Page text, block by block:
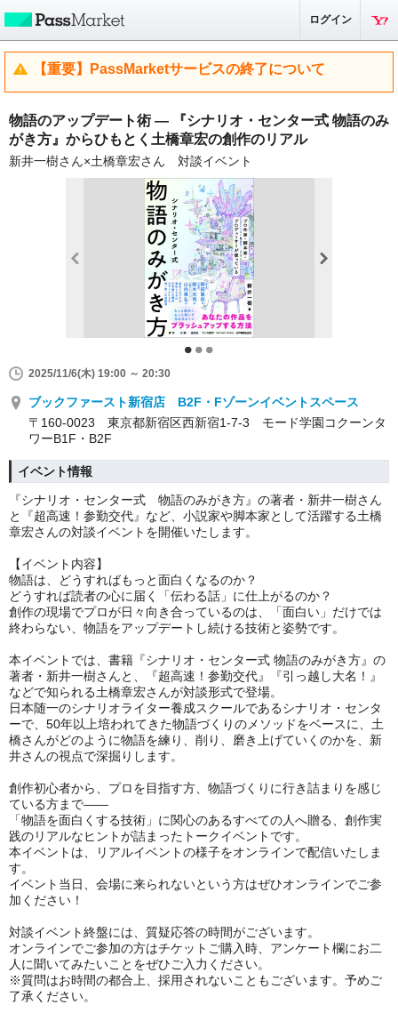
ログイン
【重要】PassMarketサービスの終了について
物語のアップデート術 ― 『シナリオ・センター式 物語のみ
がき方』からひもとく土橋章宏の創作のリアル
新井一樹さん×土橋章宏さん 対談イベント
2025/11/6(木) 19:00 ～ 20:30
ブックファースト新宿店 B2F・Fゾーンイベントスペース
〒160-0023 東京都新宿区西新宿1-7-3 モード学園コクーンタ
ワーB1F・B2F
イベント情報
『シナリオ・センター式 物語のみがき方』の著者・新井一樹さん
と『超高速！参勤交代』など、小説家や脚本家として活躍する土橋
章宏さんの対談イベントを開催いたします。
【イベント内容】
物語は、どうすればもっと面白くなるのか？
どうすれば読者の心に届く「伝わる話」に仕上がるのか？
創作の現場でプロが日々向き合っているのは、「面白い」だけでは
終わらない、物語をアップデートし続ける技術と姿勢です。
本イベントでは、書籍『シナリオ・センター式 物語のみがき方』の
著者・新井一樹さんと、『超高速！参勤交代』『引っ越し大名！』
などで知られる土橋章宏さんが対談形式で登場。
日本随一のシナリオライター養成スクールであるシナリオ・センタ
ーで、50年以上培われてきた物語づくりのメソッドをベースに、土
橋さんがどのように物語を練り、削り、磨き上げていくのかを、新
井さんの視点で深掘りします。
創作初心者から、プロを目指す方、物語づくりに行き詰まりを感じ
ている方まで――
「物語を面白くする技術」に関心のあるすべての人へ贈る、創作実
践のリアルなヒントが詰まったトークイベントです。
本イベントは、リアルイベントの様子をオンラインで配信いたしま
す。
イベント当日、会場に来られないという方はぜひオンラインでご参
加ください！
対談イベント終盤には、質疑応答の時間がございます。
オンラインでご参加の方はチケットご購入時、アンケート欄にお二
人に聞いてみたいことをぜひご入力ください。
※質問はお時間の都合上、採用されないこともございます。予めご
了承ください。